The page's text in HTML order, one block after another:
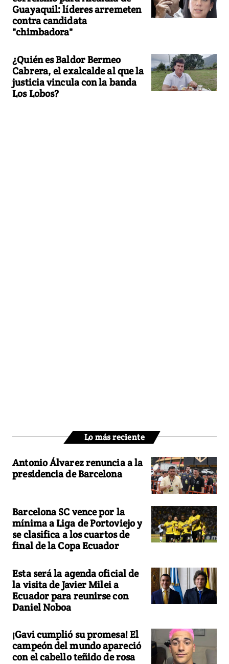
Guayaquil: líderes arremeten
contra candidata
"chimbadora"
¿Quién es Baldor Bermeo
Cabrera, el exalcalde al que la
justicia vincula con la banda
Los Lobos?
Lo más reciente
Antonio Álvarez renuncia a la
presidencia de Barcelona
Barcelona SC vence por la
mínima a Liga de Portoviejo y
se clasifica a los cuartos de
final de la Copa Ecuador
Esta será la agenda oficial de
la visita de Javier Milei a
Ecuador para reunirse con
Daniel Noboa
¡Gavi cumplió su promesa! El
campeón del mundo apareció
con el cabello teñido de rosa